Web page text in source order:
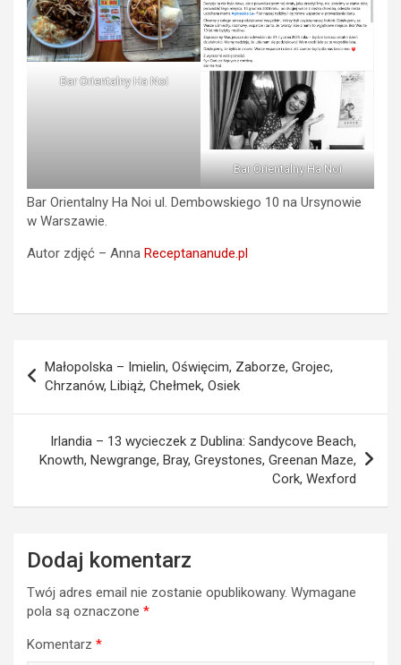
Bar Orientalny Ha Noi
Bar Orientalny Ha Noi
Bar Orientalny Ha Noi ul. Dembowskiego 10 na Ursynowie
w Warszawie.
Autor zdjęć – Anna Receptananude.pl
wpisu
Małopolska – Imielin, Oświęcim, Zaborze, Grojec,
Chrzanów, Libiąż, Chełmek, Osiek
Irlandia – 13 wycieczek z Dublina: Sandycove Beach,
Knowth, Newgrange, Bray, Greystones, Greenan Maze,
Cork, Wexford
Dodaj komentarz
Twój adres email nie zostanie opublikowany. Wymagane
pola są oznaczone *
Komentarz *